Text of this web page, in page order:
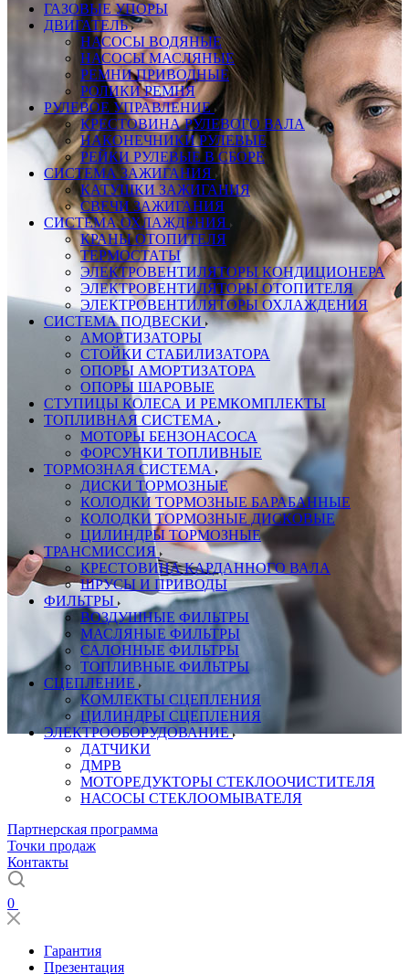
ГАЗОВЫЕ УПОРЫ
ДВИГАТЕЛЬ
НАСОСЫ ВОДЯНЫЕ
НАСОСЫ МАСЛЯНЫЕ
РЕМНИ ПРИВОДНЫЕ
РОЛИКИ РЕМНЯ
РУЛЕВОЕ УПРАВЛЕНИЕ
КРЕСТОВИНА РУЛЕВОГО ВАЛА
НАКОНЕЧНИКИ РУЛЕВЫЕ
РЕЙКИ РУЛЕВЫЕ В СБОРЕ
СИСТЕМА ЗАЖИГАНИЯ
КАТУШКИ ЗАЖИГАНИЯ
СВЕЧИ ЗАЖИГАНИЯ
СИСТЕМА ОХЛАЖДЕНИЯ
КРАНЫ ОТОПИТЕЛЯ
ТЕРМОСТАТЫ
ЭЛЕКТРОВЕНТИЛЯТОРЫ КОНДИЦИОНЕРА
ЭЛЕКТРОВЕНТИЛЯТОРЫ ОТОПИТЕЛЯ
ЭЛЕКТРОВЕНТИЛЯТОРЫ ОХЛАЖДЕНИЯ
СИСТЕМА ПОДВЕСКИ
АМОРТИЗАТОРЫ
СТОЙКИ СТАБИЛИЗАТОРА
ОПОРЫ АМОРТИЗАТОРА
ОПОРЫ ШАРОВЫЕ
СТУПИЦЫ КОЛЕСА И РЕМКОМПЛЕКТЫ
ТОПЛИВНАЯ СИСТЕМА
МОТОРЫ БЕНЗОНАСОСА
ФОРСУНКИ ТОПЛИВНЫЕ
ТОРМОЗНАЯ СИСТЕМА
ДИСКИ ТОРМОЗНЫЕ
КОЛОДКИ ТОРМОЗНЫЕ БАРАБАННЫЕ
КОЛОДКИ ТОРМОЗНЫЕ ДИСКОВЫЕ
ЦИЛИНДРЫ ТОРМОЗНЫЕ
ТРАНСМИССИЯ
КРЕСТОВИНА КАРДАННОГО ВАЛА
ШРУСЫ И ПРИВОДЫ
ФИЛЬТРЫ
ВОЗДУШНЫЕ ФИЛЬТРЫ
МАСЛЯНЫЕ ФИЛЬТРЫ
САЛОННЫЕ ФИЛЬТРЫ
ТОПЛИВНЫЕ ФИЛЬТРЫ
СЦЕПЛЕНИЕ
КОМЛЕКТЫ СЦЕПЛЕНИЯ
ЦИЛИНДРЫ СЦЕПЛЕНИЯ
ЭЛЕКТРООБОРУДОВАНИЕ
ДАТЧИКИ
ДМРВ
МОТОРЕДУКТОРЫ СТЕКЛООЧИСТИТЕЛЯ
НАСОСЫ СТЕКЛООМЫВАТЕЛЯ
Партнерская программа
Точки продаж
Контакты
0
Гарантия
Презентация